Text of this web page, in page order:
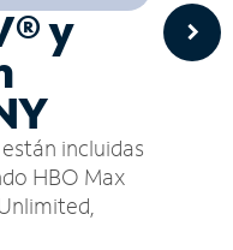
y
incluidas
HBO Max